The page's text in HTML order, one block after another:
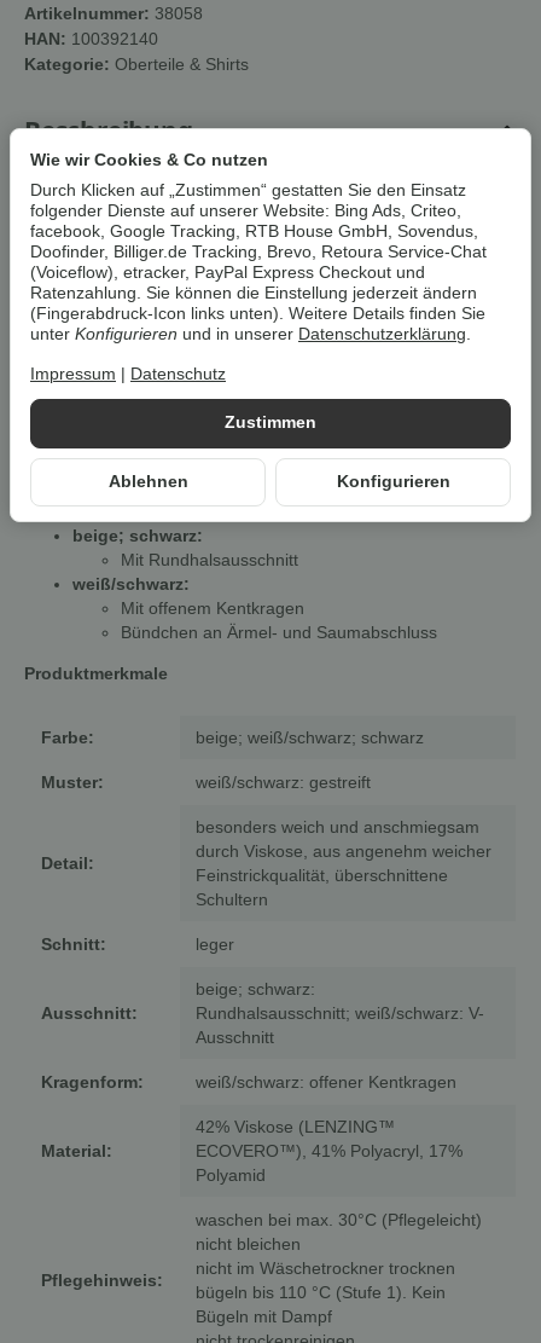
Artikelnummer: 38058
HAN: 100392140
Kategorie: Oberteile & Shirts
Beschreibung
Um die Umwelt zu schonen, vermeiden wir aufwendige
Umverpackungen. Wenn immer es möglich ist, versenden wir Ihre
Bestellung imOriginalkarton des Herstellers
esmara® Damen Feinstrick
Pullover
Eigenschaften
Aus angenehm weicher Feinstrickqualität
Überschnittene Schultern
Leger geschnitten
beige; schwarz:
Mit Rundhalsausschnitt
weiß/schwarz:
Mit offenem Kentkragen
Bündchen an Ärmel- und Saumabschluss
Produktmerkmale
Farbe: beige; weiß/schwarz; schwarz
Muster: weiß/schwarz: gestreift
Detail:
besonders weich und anschmiegsam
durch Viskose, aus angenehm weicher
Feinstrickqualität, überschnittene
Schultern
Schnitt: leger
Ausschnitt:
beige; schwarz:
Rundhalsausschnitt; weiß/schwarz: V-
Ausschnitt
Kragenform: weiß/schwarz: offener Kentkragen
Material:
42% Viskose (LENZING™
ECOVERO™), 41% Polyacryl, 17%
Polyamid
Pflegehinweis:
waschen bei max. 30°C (Pflegeleicht)
nicht bleichen
nicht im Wäschetrockner trocknen
bügeln bis 110 °C (Stufe 1). Kein
Bügeln mit Dampf
Zustimmen
Ablehnen Konfigurieren
Wie wir Cookies & Co nutzen
Durch Klicken auf „Zustimmen“ gestatten Sie den Einsatz
folgender Dienste auf unserer Website: Bing Ads, Criteo,
facebook, Google Tracking, RTB House GmbH, Sovendus,
Doofinder, Billiger.de Tracking, Brevo, Retoura Service-Chat
(Voiceflow), etracker, PayPal Express Checkout und
Ratenzahlung. Sie können die Einstellung jederzeit ändern
(Fingerabdruck-Icon links unten). Weitere Details finden Sie
unter Konfigurieren und in unserer Datenschutzerklärung.
Impressum Datenschutz